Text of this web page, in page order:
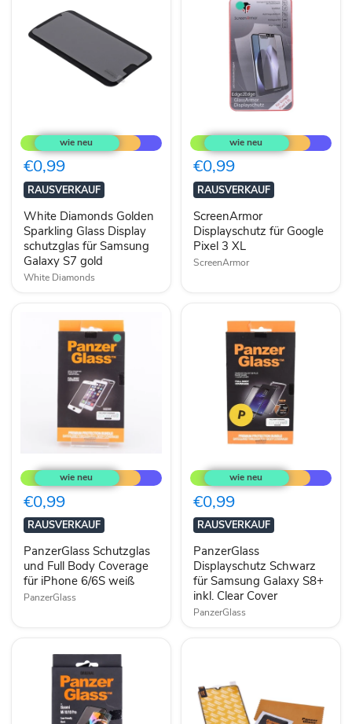
Diamonds
Golden
Sparkling
Glass
Display
schutzglas
für
Samsung
Galaxy
S7
gold
€0,99
RAUSVERKAUF
White Diamonds Golden
Sparkling Glass Display
schutzglas für Samsung
Galaxy S7 gold
White Diamonds
Displayschutz
für
Google
Pixel
3
XL
€0,99
RAUSVERKAUF
ScreenArmor
Displayschutz für Google
Pixel 3 XL
ScreenArmor
Schutzglas
und
Full
Body
Coverage
für
iPhone
6/6S
weiß
€0,99
RAUSVERKAUF
PanzerGlass Schutzglas
und Full Body Coverage
für iPhone 6/6S weiß
PanzerGlass
Displayschutz
Schwarz
für
Samsung
Galaxy
S8+
inkl.
Clear
Cover
€0,99
RAUSVERKAUF
PanzerGlass
Displayschutz Schwarz
für Samsung Galaxy S8+
inkl. Clear Cover
PanzerGlass